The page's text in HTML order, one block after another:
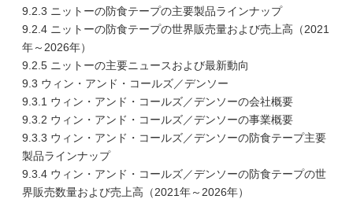
9.2.3 ニットーの防食テープの主要製品ラインナップ
9.2.4 ニットーの防食テープの世界販売量および売上高（2021
年～2026年）
9.2.5 ニットーの主要ニュースおよび最新動向
9.3 ウィン・アンド・コールズ／デンソー
9.3.1 ウィン・アンド・コールズ／デンソーの会社概要
9.3.2 ウィン・アンド・コールズ／デンソーの事業概要
9.3.3 ウィン・アンド・コールズ／デンソーの防食テープ主要
製品ラインナップ
9.3.4 ウィン・アンド・コールズ／デンソーの防食テープの世
界販売数量および売上高（2021年～2026年）